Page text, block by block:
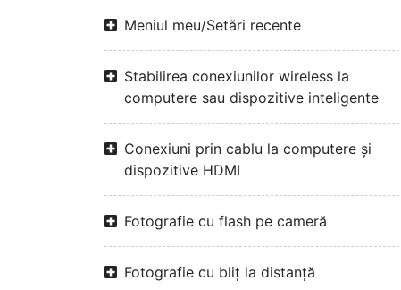
Meniul meu/Setări recente
Stabilirea conexiunilor wireless la
computere sau dispozitive inteligente
Conexiuni prin cablu la computere și
dispozitive HDMI
Fotografie cu flash pe cameră
Fotografie cu bliț la distanță